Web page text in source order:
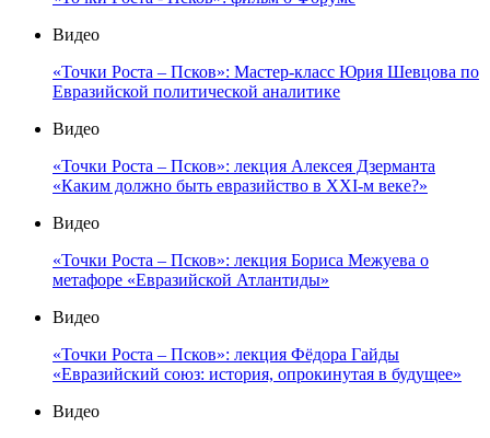
Видео
«Точки Роста – Псков»: Мастер-класс Юрия Шевцова по
Евразийской политической аналитике
Видео
«Точки Роста – Псков»: лекция Алексея Дзерманта
«Каким должно быть евразийство в XXI-м веке?»
Видео
«Точки Роста – Псков»: лекция Бориса Межуева о
метафоре «Евразийской Атлантиды»
Видео
«Точки Роста – Псков»: лекция Фёдора Гайды
«Евразийский союз: история, опрокинутая в будущее»
Видео